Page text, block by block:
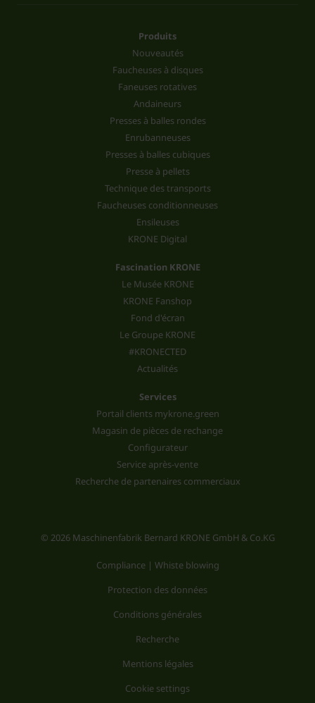
Produits
Nouveautés
Faucheuses à disques
Faneuses rotatives
Andaineurs
Presses à balles rondes
Enrubanneuses
Presses à balles cubiques
Presse à pellets
Technique des transports
Faucheuses conditionneuses
Ensileuses
KRONE Digital
Fascination KRONE
Le Musée KRONE
KRONE Fanshop
Fond d'écran
Le Groupe KRONE
#KRONECTED
Actualités
Services
Portail clients mykrone.green
Magasin de pièces de rechange
Configurateur
Service après-vente
Recherche de partenaires commerciaux
© 2026 Maschinenfabrik Bernard KRONE GmbH & Co.KG
Compliance | Whiste blowing
Protection des données
Conditions générales
Recherche
Mentions légales
Cookie settings